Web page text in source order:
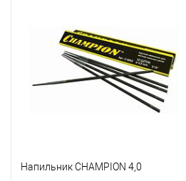
Напильник CHAMPION 4,0